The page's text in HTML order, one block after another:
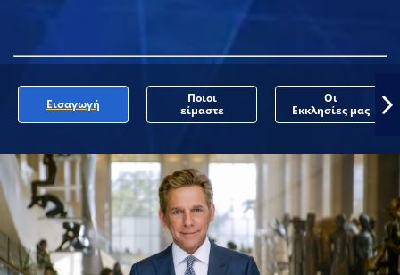
Εισαγωγή
Ποιοι
είμαστε
Οι
Εκκλησίες μας